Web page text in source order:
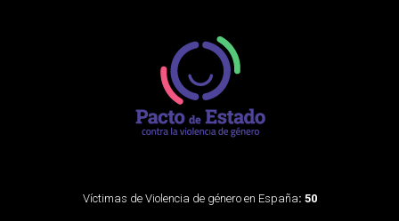
Víctimas de Violencia de género en España: 50